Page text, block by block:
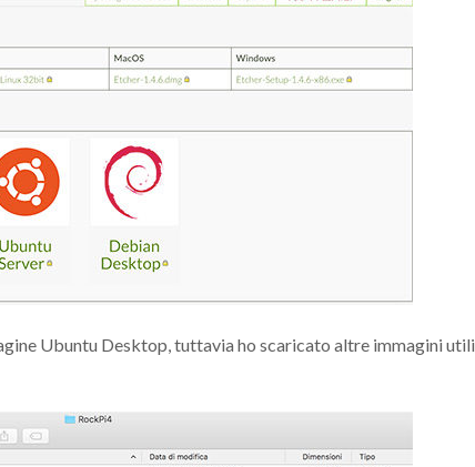
Ubuntu Desktop, tuttavia ho scaricato altre immagini utili